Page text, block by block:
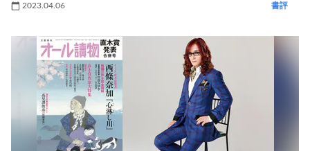
2023.04.06 書評